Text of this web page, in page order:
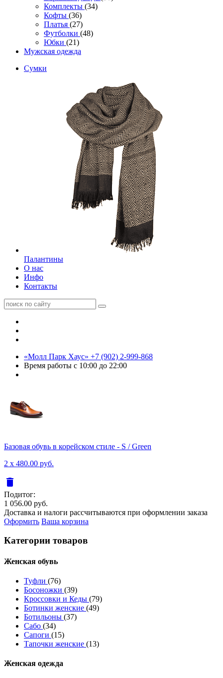
Комплекты (34)
Кофты (36)
Платья (27)
Футболки (48)
Юбки (21)
Мужская одежда
Сумки
Палантины
О нас
Инфо
Контакты
«Молл Парк Хаус» +7 (902) 2-999-868
Время работы с 10:00 до 22:00
Базовая обувь в корейском стиле - S / Green
2 x 480.00 руб.
delete
Подитог:
1 056.00 руб.
Доставка и налоги рассчитываются при оформлении заказа
Оформить Ваша корзина
Категории товаров
Женcкая обувь
Туфли (76)
Босоножки (39)
Кроссовки и Кеды (79)
Ботинки женские (49)
Ботильоны (37)
Сабо (34)
Сапоги (15)
Тапочки женские (13)
Женская одежда